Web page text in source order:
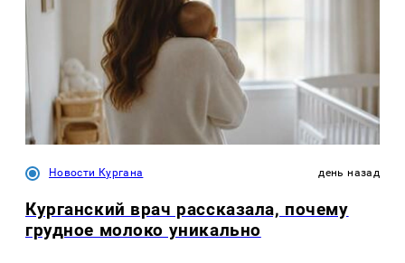
Новости Кургана день назад
Курганский врач рассказала, почему
грудное молоко уникально